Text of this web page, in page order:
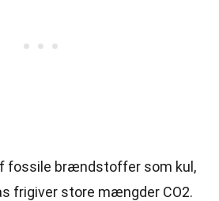
fossile brændstoffer som kul,
frigiver store mængder CO2.